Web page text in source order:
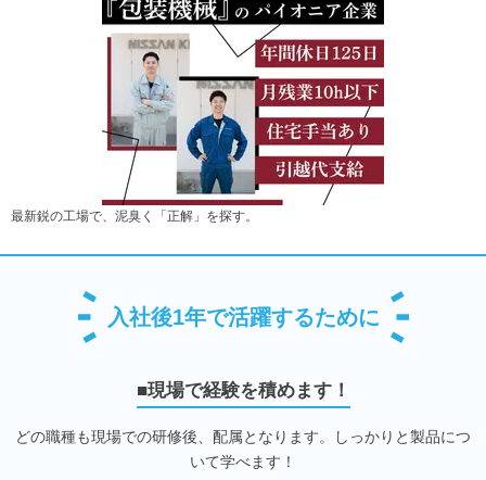
最新鋭の工場で、泥臭く「正解」を探す。
入社後1年で活躍するために
■現場で経験を積めます！
どの職種も現場での研修後、配属となります。しっかりと製品につ
いて学べます！